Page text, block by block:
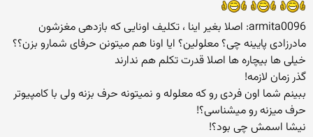
armita0096: اصلا بغیر اینا ، تکلیف اونایی که بازدهی مغزشون
مادرزادی پایینه چی؟ معلولین؟ ایا اونا هم میتونن حرفای شمارو بزن؟؟
خیلی ها بیچاره ها اصلا قدرت تکلم هم ندارند
گذر زمان لازمه!
ببینم شما اون فردی رو که معلوله و نمیتونه حرف بزنه ولی با کامپیوتر
حرف میزنه رو میشناسی؟!
نیشا اسمش چی بود؟!